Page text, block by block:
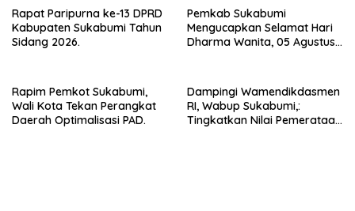
Rapat Paripurna ke-13 DPRD
Kabupaten Sukabumi Tahun
Sidang 2026.
Pemkab Sukabumi
Mengucapkan Selamat Hari
Dharma Wanita, 05 Agustus
Rapim Pemkot Sukabumi,
Wali Kota Tekan Perangkat
Daerah Optimalisasi PAD.
Dampingi Wamendikdasmen
RI, Wabup Sukabumi,:
Tingkatkan Nilai Pemerataan